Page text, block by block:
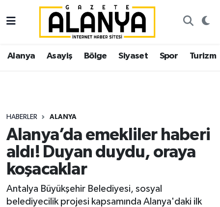
Alanya Asayiş Bölge Siyaset Spor Turizm
HABERLER ALANYA
Alanya’da emekliler haberi
aldı! Duyan duydu, oraya
koşacaklar
Antalya Büyükşehir Belediyesi, sosyal
belediyecilik projesi kapsamında Alanya'daki ilk
Alanya
Asayiş
Siyaset
Spor
Ekonomi
İstanbul Nöbetçi Eczaneler
İstanbul Hava Durumu
Süper Lig Puan Durumu ve Fikstür
Tüm Manşetler
Son Dakika Haberleri
Haber Arşivi